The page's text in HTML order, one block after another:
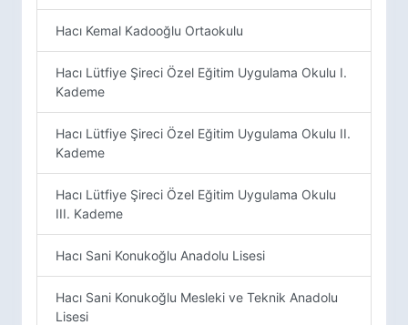
Hacı Kemal Kadooğlu Ortaokulu
Hacı Lütfiye Şireci Özel Eğitim Uygulama Okulu I.
Kademe
Hacı Lütfiye Şireci Özel Eğitim Uygulama Okulu II.
Kademe
Hacı Lütfiye Şireci Özel Eğitim Uygulama Okulu
III. Kademe
Hacı Sani Konukoğlu Anadolu Lisesi
Hacı Sani Konukoğlu Mesleki ve Teknik Anadolu
Lisesi